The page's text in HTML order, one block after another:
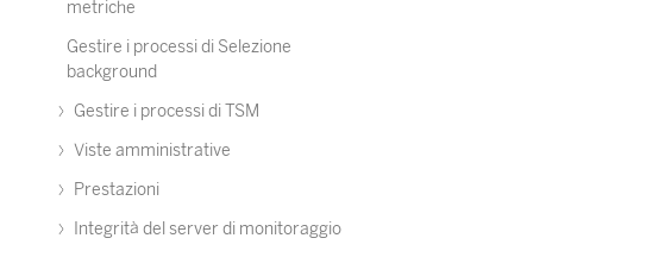
metriche
Gestire i processi di Selezione
background
Gestire i processi di TSM
Viste amministrative
Prestazioni
Integrità del server di monitoraggio